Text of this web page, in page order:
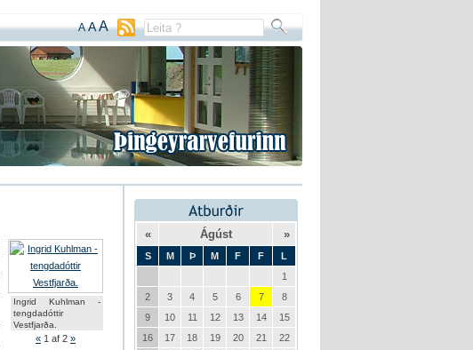
A AA
Ingrid Kuhlman -
tengdadóttir
Vestfjarða.
« 1 af 2 »
« Ágúst »
S M Þ M F F
L
1
2
3 4 5 6 7
8
9
10 11 12 13 14
15
16
17 18 19 20 21
22